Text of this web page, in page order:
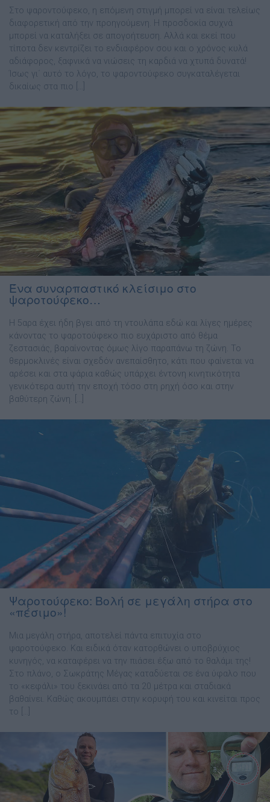
Στο ψαροντούφεκο, η επόμενη στιγμή μπορεί να είναι τελείως
διαφορετική από την προηγούμενη. Η προσδοκία συχνά
μπορεί να καταλήξει σε απογοήτευση. Αλλά και εκεί που
τίποτα δεν κεντρίζει το ενδιαφέρον σου και ο χρόνος κυλά
αδιάφορος, ξαφνικά να νιώσεις τη καρδιά να χτυπά δυνατά!
Ίσως γι΄ αυτό το λόγο, το ψαροντούφεκο συγκαταλέγεται
δικαίως στα πιο […]
Ένα συναρπαστικό κλείσιμο στο
ψαροτούφεκο…
Η 5αρα έχει ήδη βγει από τη ντουλάπα εδώ και λίγες ημέρες
κάνοντας το ψαροτούφεκο πιο ευχάριστο από θέμα
ζεστασιάς, βαραίνοντας όμως λίγο παραπάνω τη ζώνη. Το
θερμοκλινές είναι σχεδόν ανεπαίσθητο, κάτι που φαίνεται να
αρέσει και στα ψάρια καθώς υπάρχει έντονη κινητικότητα
γενικότερα αυτή την εποχή τόσο στη ρηχή όσο και στην
βαθύτερη ζώνη. […]
Ψαροτούφεκο: Βολή σε μεγάλη στήρα στο
«πέσιμο»!
Μια μεγάλη στήρα, αποτελεί πάντα επιτυχία στο
ψαροτούφεκο. Και ειδικά όταν κατορθώνει ο υποβρύχιος
κυνηγός, να καταφέρει να την πιάσει έξω από το θαλάμι της!
Στο πλάνο, ο Σωκράτης Μέγας καταδύεται σε ένα ύφαλο που
το «κεφάλι» του ξεκινάει από τα 20 μέτρα και σταδιακά
βαθαίνει. Καθώς ακουμπάει στην κορυφή του και κινείται προς
το […]